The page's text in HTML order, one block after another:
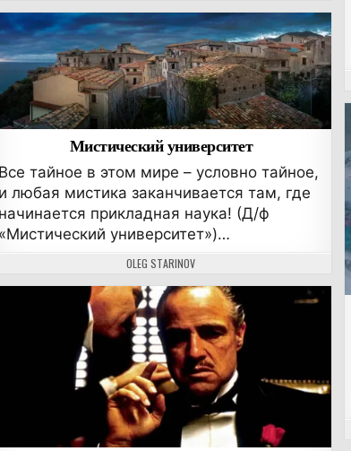
Мистический университет
Все тайное в этом мире – условно тайное,
и любая мистика заканчивается там, где
начинается прикладная наука! (Д/ф
«Мистический университет»)…
АВТОР:
OLEG STARINOV